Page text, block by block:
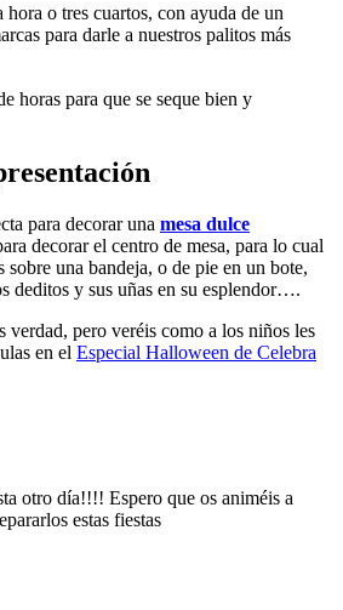
o tres cuartos, con ayuda de un
para darle a nuestros palitos más
horas para que se seque bien y
para decorar una mesa dulce
decorar el centro de mesa, para lo cual
sobre una bandeja, o de pie en un bote,
deditos y sus uñas en su esplendor….
verdad, pero veréis como a los niños les
en el Especial Halloween de Celebra
otro día!!!! Espero que os animéis a
estas fiestas